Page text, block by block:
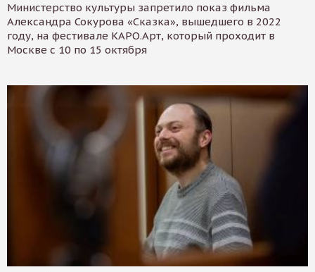
Министерство культуры запретило показ фильма
Александра Сокурова «Сказка», вышедшего в 2022
году, на фестивале КАРО.Арт, который проходит в
Москве с 10 по 15 октября